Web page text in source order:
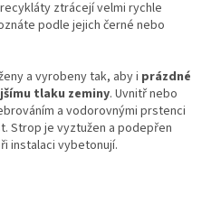
ztrácejí velmi rychle
podle jejich černé nebo
a vyrobeny tak, aby i prázdné
tlaku zeminy. Uvnitř nebo
a vodorovnými prstenci
Strop je vyztužen a podepřen
instalaci vybetonují.